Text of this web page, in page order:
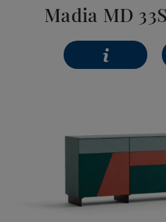
Madia MD